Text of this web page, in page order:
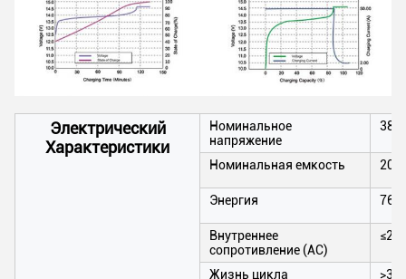
Электрический
Характеристики
Номинальное
напряжение
Номинальная емкость
Энергия
Внутреннее
сопротивление (AC)
Жизнь цикла